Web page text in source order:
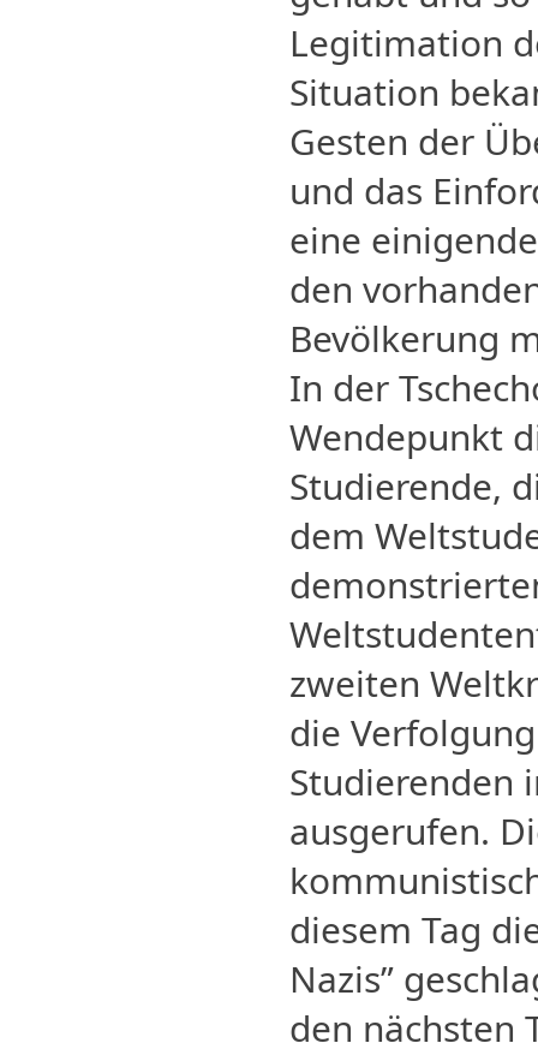
Legitimation
Situation
Gesten der
und das
eine
den
Bevölkerung
In der
Wendepunkt
Studierende,
dem
zweiten
die
Studierenden
ausgerufen.
diesem Tag
Nazis”
den nächsten